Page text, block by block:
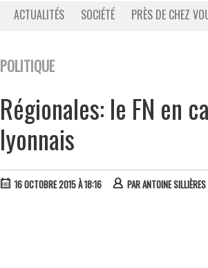
ACTUALITÉS SOCIÉTÉ PRÈS DE CHEZ
POLITIQUE
Régionales: le FN en
lyonnais
16 OCTOBRE 2015 À 18:16 PARANTOINE SILLIÈRES